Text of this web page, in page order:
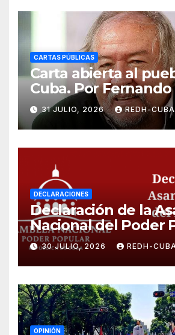
CARTAS PÚBLICAS
Carta abierta al
Cuba. Por
31 JULIO, 2026 REDH-CUBA
DECLARACIONES
Declaración de la
Nacional del Poder
¡Cesen el cerco
el castigo colectivo
cubano!
30 JULIO, 2026 REDH-
OPINIÓN